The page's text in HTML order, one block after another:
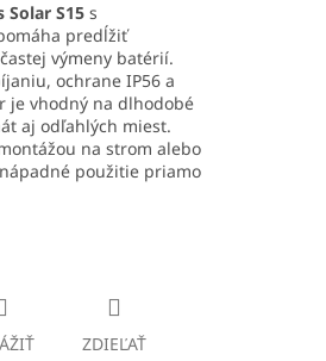
S15s
predĺžiť
výmeny batérií.
ochrane IP56 a
je vhodný na dlhodobé
aj odľahlých miest.
na strom alebo
použitie priamo
ZDIEĽAŤ